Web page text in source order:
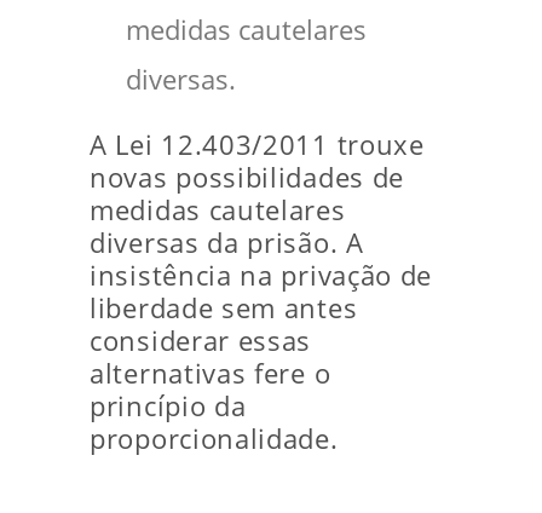
medidas cautelares
diversas.
A Lei 12.403/2011 trouxe
novas possibilidades de
medidas cautelares
diversas da prisão. A
insistência na privação de
liberdade sem antes
considerar essas
alternativas fere o
princípio da
proporcionalidade.